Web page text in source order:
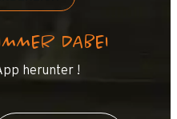
DABEI
herunter !